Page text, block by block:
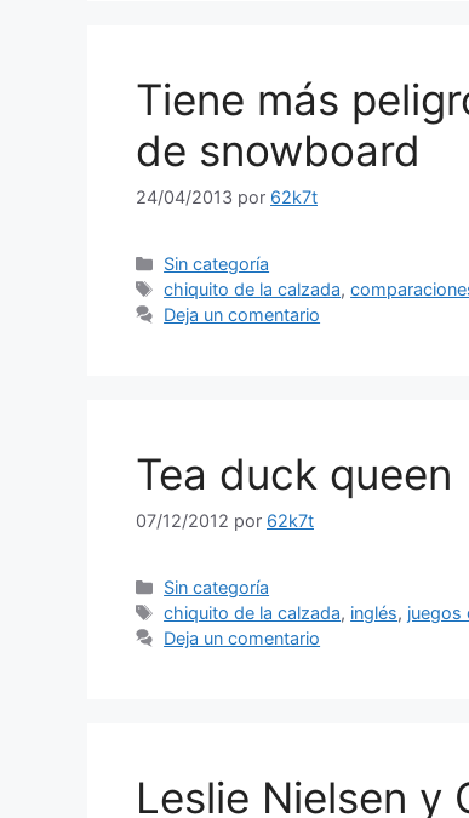
Tiene más
de snowboard
24/04/2013 por 62k7t
Categorías
Sin categoría
Etiquetas
chiquito de la calzada,
Deja un comentario
Tea duck queen
07/12/2012 por 62k7t
Categorías
Sin categoría
Etiquetas
chiquito de la calzada, inglés, juegos
Deja un comentario
Leslie Nielsen y